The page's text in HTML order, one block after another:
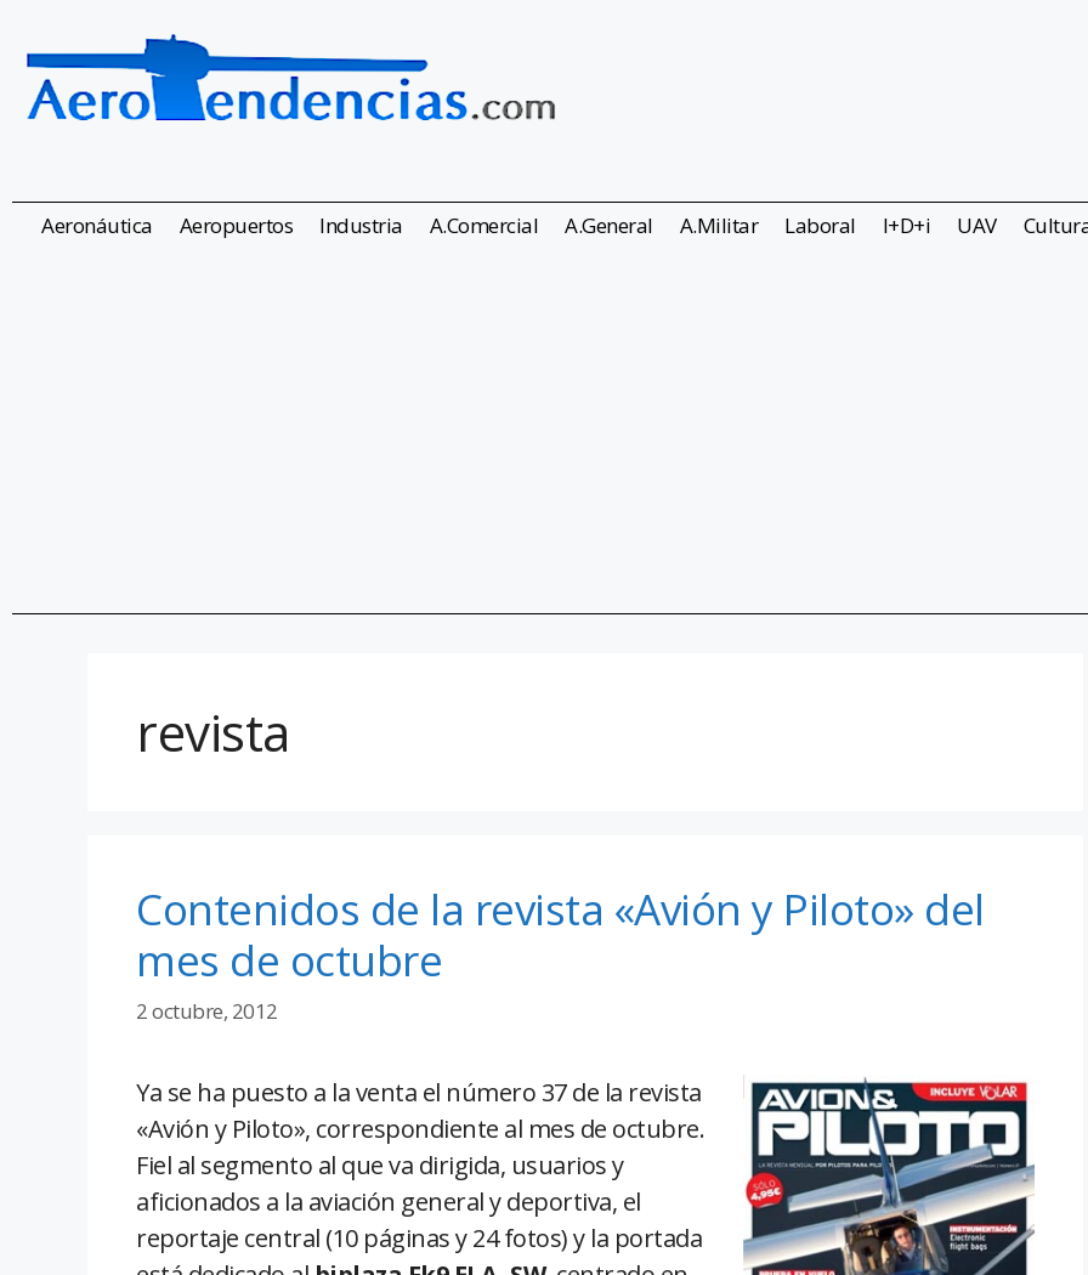
Aeronáutica Aeropuertos Industria A.Comercial A.General A.Militar Laboral I+D+i UAV
revista
Contenidos de la revista «Avión y Piloto» del
mes de octubre
2 octubre, 2012
Ya se ha puesto a la venta el número 37 de la revista
«Avión y Piloto», correspondiente al mes de octubre.
Fiel al segmento al que va dirigida, usuarios y
aficionados a la aviación general y deportiva, el
reportaje central (10 páginas y 24 fotos) y la portada